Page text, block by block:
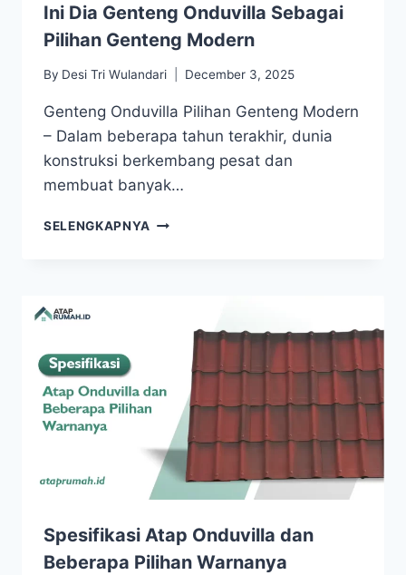
Ini Dia Genteng Onduvilla Sebagai
Pilihan Genteng Modern
By Desi Tri Wulandari December 3, 2025
Genteng Onduvilla Pilihan Genteng Modern
– Dalam beberapa tahun terakhir, dunia
konstruksi berkembang pesat dan
membuat banyak…
SELENGKAPNYA
Spesifikasi Atap Onduvilla dan
Beberapa Pilihan Warnanya